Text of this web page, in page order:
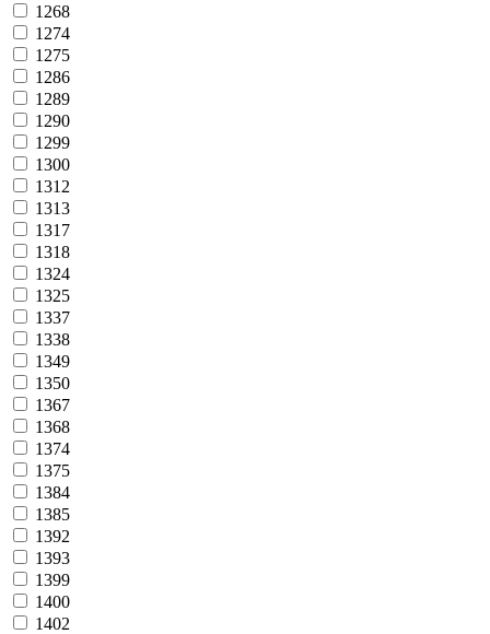
1268
1274
1275
1286
1289
1290
1299
1300
1312
1313
1317
1318
1324
1325
1337
1338
1349
1350
1367
1368
1374
1375
1384
1385
1392
1393
1399
1400
1402